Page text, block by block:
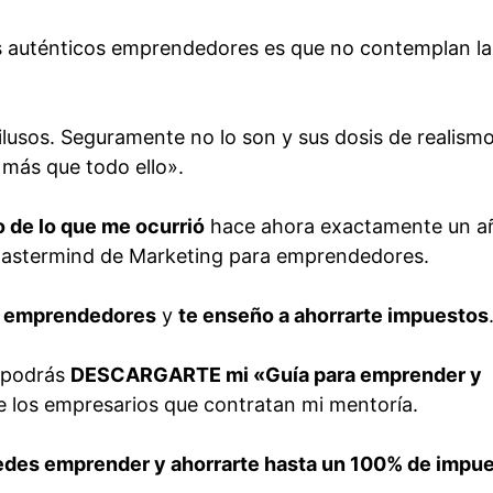
emprendedores es que no contemplan la
Seguramente no lo son y sus dosis de
que todo ello».
de lo que me ocurrió hace ahora exactamente un
de Marketing para emprendedores.
emprendedores y te enseño a ahorrarte impuestos.
DESCARGARTE mi «Guía para emprender y
los empresarios que contratan mi mentoría.
emprender y ahorrarte hasta un 100% de